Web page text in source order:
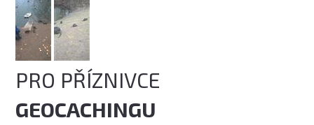
PRO PŘÍZNIVCE
GEOCACHINGU